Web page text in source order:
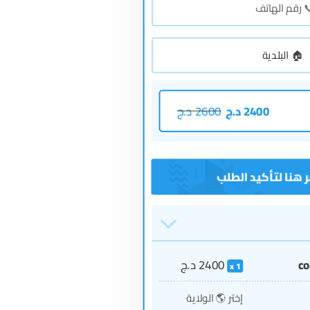
2400د.ج 2600د.ج
1
2400د.ج
إختر 🌎 الولاية